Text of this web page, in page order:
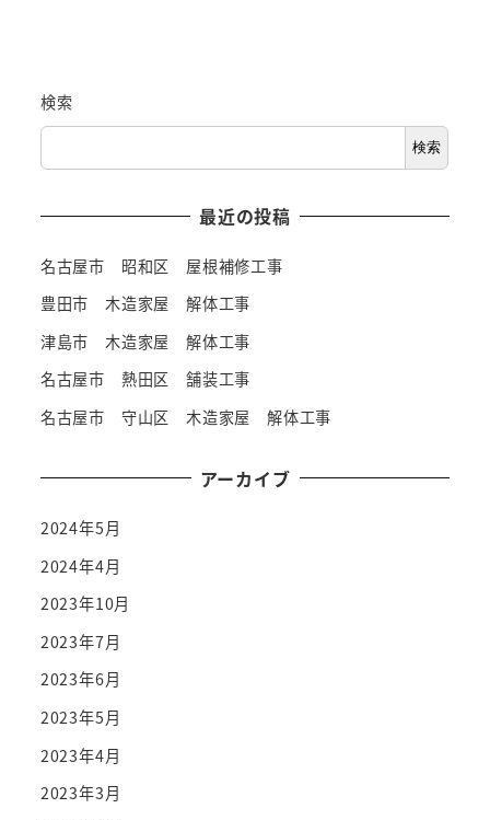
検索
検索
最近の投稿
名古屋市 昭和区 屋根補修工事
豊田市 木造家屋 解体工事
津島市 木造家屋 解体工事
名古屋市 熱田区 舗装工事
名古屋市 守山区 木造家屋 解体工事
アーカイブ
2024年5月
2024年4月
2023年10月
2023年7月
2023年6月
2023年5月
2023年4月
2023年3月